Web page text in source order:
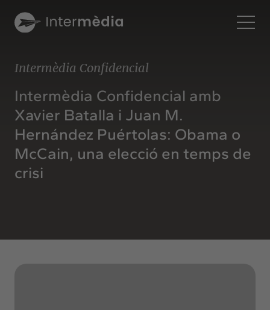
Intermèdia
About us
Interconnection
Our services
Interaction
Projects
Interrelation
Intermèdia Confidencial
Intermèdia Confidencial amb
Xavier Batalla i Juan M.
Hernández Puértolas: Obama o
McCain, una elecció en temps de
crisi